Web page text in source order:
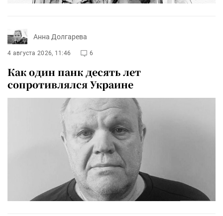
Анна Долгарева
4 августа 2026, 11:46 6
Как один панк десять лет
сопротивлялся Украине